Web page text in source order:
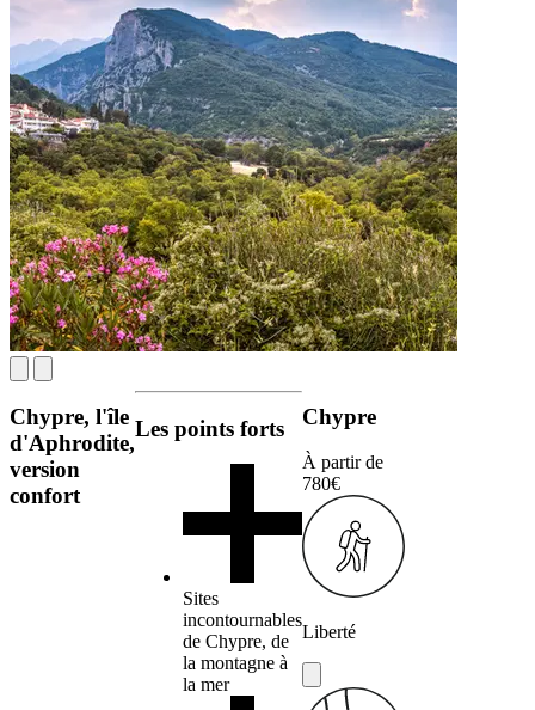
Chypre, l'île
d'Aphrodite,
version
confort
Les points forts
Sites
incontournables
de Chypre, de
la montagne à
la mer
Chypre
À partir de
780€
Liberté